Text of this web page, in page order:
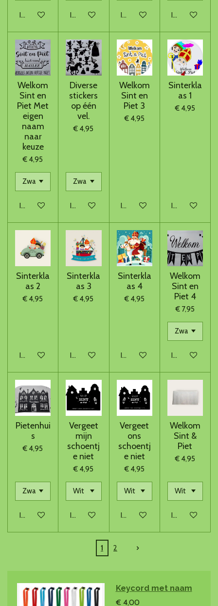
In winkelwagen In winkelwagen In winkelwagen In
Welkom
Sint en
Piet Met
eigen
naam
naar
keuze
€ 4,95
In winkelwagen
Diverse
stickers
op één
vel.
€ 4,95
In winkelwagen
Welkom
Sint en
Piet 3
€ 4,95
In winkelwagen
Sinterkla
as 1
€ 4,95
In
Sinterkla
as 2
€ 4,95
In winkelwagen
Sinterkla
as 3
€ 4,95
In winkelwagen
Sinterkla
as 4
€ 4,95
In winkelwagen
Welkom
Sint en
Piet 4
€ 7,95
In
Pietenhui
s
€ 4,95
In winkelwagen
Vergeet
mijn
schoentj
e niet
€ 4,95
In winkelwagen
Vergeet
ons
schoentj
e niet
€ 4,95
In winkelwagen
Welkom
Sint &
Piet
€ 4,95
In
1 2
Keycord met naam
€ 4,00